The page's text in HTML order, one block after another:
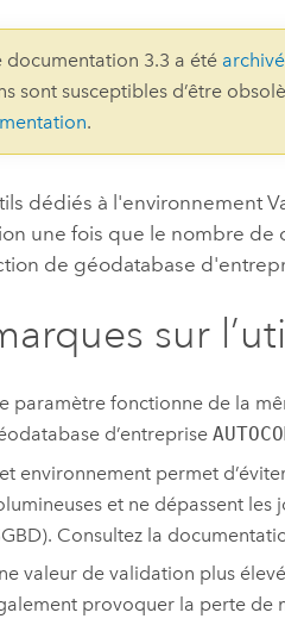
documentation 3.3 a été
sont susceptibles d’être
.
dédiés à l'environnement
une fois que le nombre de
de géodatabase
sur
paramètre fonctionne de la
d’entreprise
environnement permet
et ne dépassent
Consultez la
valeur de validation plus
provoquer la perte de